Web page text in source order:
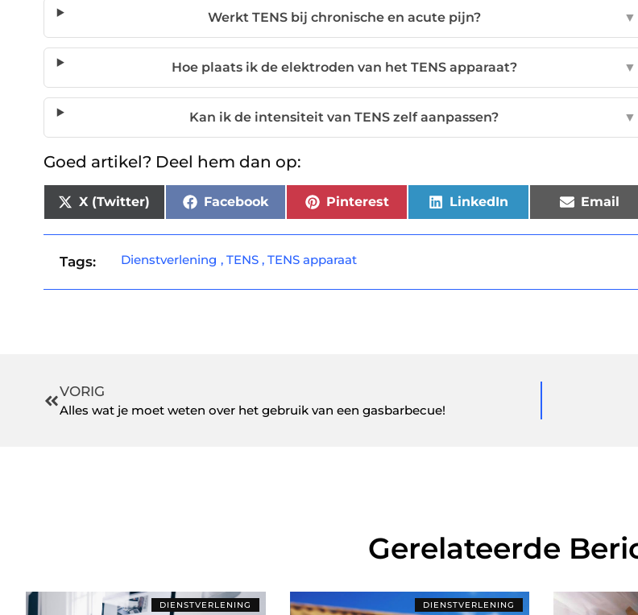
Werkt TENS bij chronische en acute pijn? ▼
Hoe plaats ik de elektroden van het TENS apparaat? ▼
Kan ik de intensiteit van TENS zelf aanpassen? ▼
Goed artikel? Deel hem dan op:
X (Twitter) Facebook Pinterest LinkedIn Email
Tags: Dienstverlening ,TENS ,TENS apparaat
VORIG
Alles wat je moet weten over het gebruik van een gasbarbecue!
Gerelateerde
DIENSTVERLENING DIENSTVERLENING